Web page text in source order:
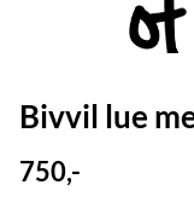
Bivvil lue
750,-